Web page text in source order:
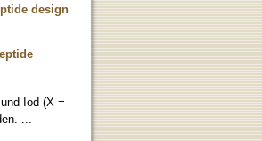
design
Iod (X =
...